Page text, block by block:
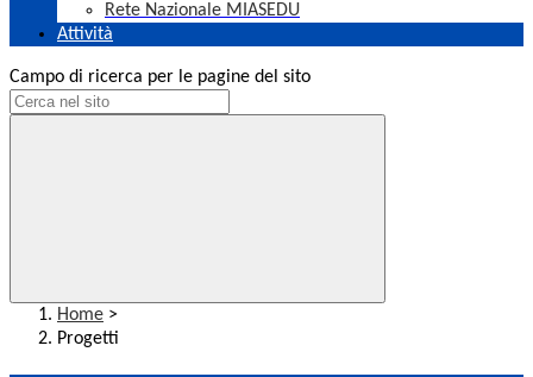
Rete Nazionale MIASEDU
Attività
Campo di ricerca per le pagine del sito
Home >
Progetti